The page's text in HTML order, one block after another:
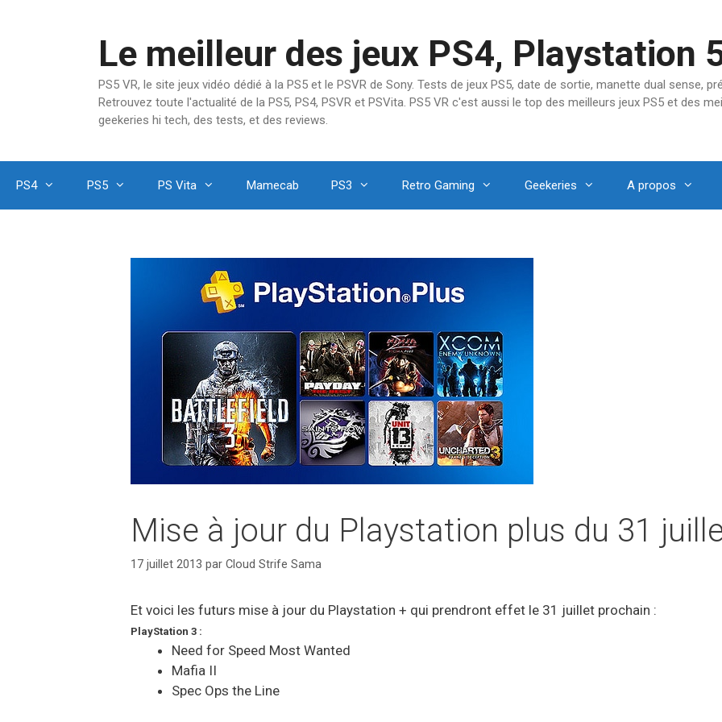
Le meilleur des jeux PS4, Playstation
PS5 VR, le site jeux vidéo dédié à la PS5 et le PSVR de Sony. Tests de jeux PS5, date de sortie, manette dual sense,
Retrouvez toute l'actualité de la PS5, PS4, PSVR et PSVita. PS5 VR c'est aussi le top des meilleurs jeux PS5 et des
geekeries hi tech, des tests, et des reviews.
PS4 PS5 PS Vita Mamecab PS3 Retro Gaming Geekeries A propos
Mise à jour du Playstation plus du 31
17 juillet 2013 par Cloud Strife Sama
Et voici les futurs mise à jour du Playstation + qui prendront effet le 31 juillet prochain :
PlayStation 3 :
Need for Speed Most Wanted
Mafia II
Spec Ops the Line